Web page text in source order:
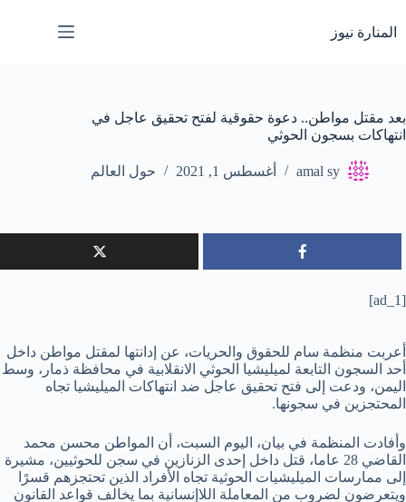
إلى
المحتوى
المنارة نيوز
بعد مقتل مواطن.. دعوة حقوقية لفتح تحقيق عاجل في
انتهاكات بسجون الحوثي
amal sy أغسطس 1, 2021 حول العالم
[ad_1]
أعربت منظمة سام للحقوق والحريات، عن إدانتها لمقتل مواطن داخل
أحد السجون التابعة لميليشيا الحوثي الانقلابية في محافظة ذمار، وسط
اليمن، ودعت إلى فتح تحقيق عاجل ضد انتهاكات الميليشيا تجاه
المحتجزين في سجونها.
وأفادت المنظمة في بيان، اليوم السبت، أن المواطن محسن محمد
القاضي 28 عاما، قتل داخل إحدى الزنازين في سجن للحوثيين، مشيرة
إلى ممارسات الميليشيات الحوثية تجاه الأفراد الذين تحتجزهم قسرًا
ويتعرضون لضروب من المعاملة اللاإنسانية بما يخالف قواعد القانون